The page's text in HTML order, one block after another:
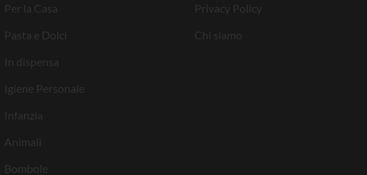
Per la Casa
Pasta e Dolci
In dispensa
Igiene Personale
Infanzia
Animali
Bombole
Privacy Policy
Chi siamo